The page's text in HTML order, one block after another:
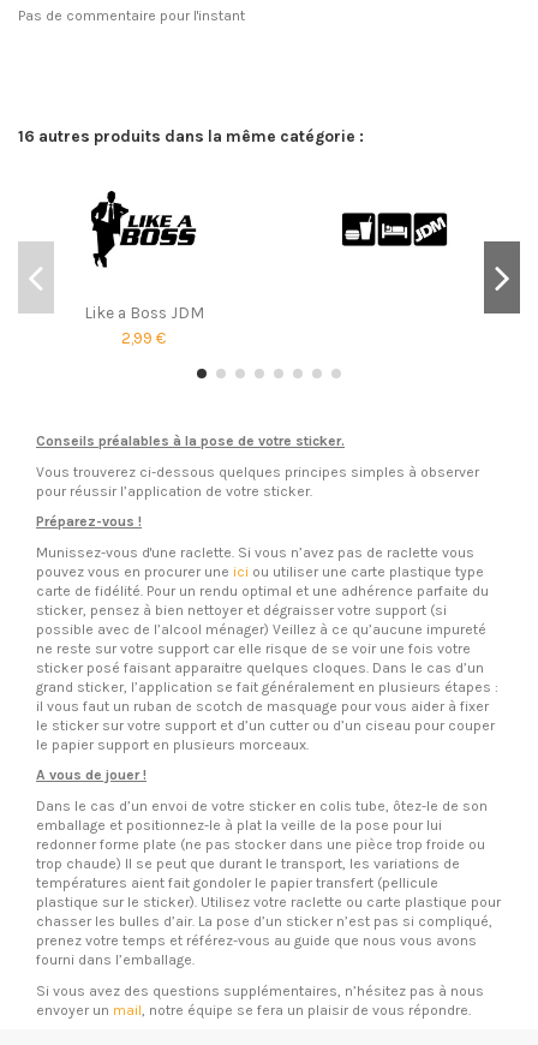
Pas de commentaire pour l'instant
16 autres produits dans la même catégorie :
Like a Boss JDM
2,99 €
Conseils préalables à la pose de votre sticker.
Vous trouverez ci-dessous quelques principes simples à observer
pour réussir l’application de votre sticker.
Préparez-vous !
Munissez-vous d'une raclette. Si vous n’avez pas de raclette vous
pouvez vous en procurer une ici ou utiliser une carte plastique type
carte de fidélité. Pour un rendu optimal et une adhérence parfaite du
sticker, pensez à bien nettoyer et dégraisser votre support (si
possible avec de l’alcool ménager) Veillez à ce qu’aucune impureté
ne reste sur votre support car elle risque de se voir une fois votre
sticker posé faisant apparaitre quelques cloques. Dans le cas d’un
grand sticker, l’application se fait généralement en plusieurs étapes :
il vous faut un ruban de scotch de masquage pour vous aider à fixer
le sticker sur votre support et d’un cutter ou d’un ciseau pour couper
le papier support en plusieurs morceaux.
A vous de jouer !
Dans le cas d’un envoi de votre sticker en colis tube, ôtez-le de son
emballage et positionnez-le à plat la veille de la pose pour lui
redonner forme plate (ne pas stocker dans une pièce trop froide ou
trop chaude) Il se peut que durant le transport, les variations de
températures aient fait gondoler le papier transfert (pellicule
plastique sur le sticker). Utilisez votre raclette ou carte plastique pour
chasser les bulles d’air. La pose d’un sticker n’est pas si compliqué,
prenez votre temps et référez-vous au guide que nous vous avons
fourni dans l’emballage.
Si vous avez des questions supplémentaires, n’hésitez pas à nous
envoyer un mail , notre équipe se fera un plaisir de vous répondre.